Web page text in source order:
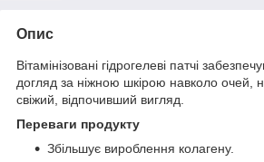
Опис
Вітамінізовані гідрогелеві патчі
догляд за ніжною шкірою навколо очей,
свіжий, відпочивший вигляд.
Переваги продукту
Збільшує вироблення колагену.